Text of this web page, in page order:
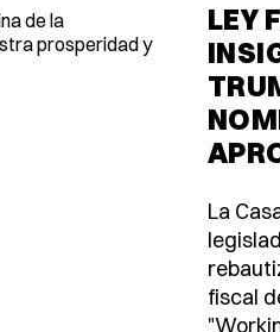
de la
prosperidad y
LEY
La
fiscal